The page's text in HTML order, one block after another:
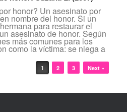
honor? Un asesinato por
nombre del honor. Si un
para restaurar el
asesinato de honor. Según
más comunes para los
como la víctima: se niega a
1 2 3 Next »